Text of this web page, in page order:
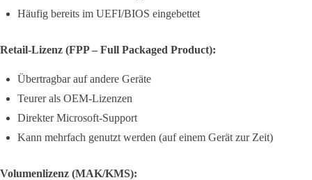
Häufig bereits im UEFI/BIOS eingebettet
Retail-Lizenz (FPP – Full Packaged Product):
Übertragbar auf andere Geräte
Teurer als OEM-Lizenzen
Direkter Microsoft-Support
Kann mehrfach genutzt werden (auf einem Gerät zur Zeit)
Volumenlizenz (MAK/KMS):